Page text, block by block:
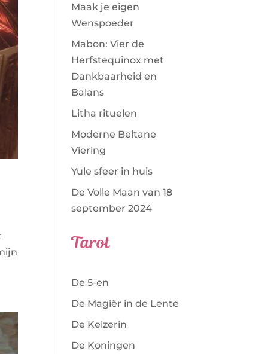
Maak je eigen
Wenspoeder
Mabon: Vier de
Herfstequinox met
Dankbaarheid en
Balans
Litha rituelen
Moderne Beltane
Viering
Yule sfeer in huis
De Volle Maan van 18
september 2024
Tarot
De 5-en
De Magiër in de Lente
De Keizerin
De Koningen